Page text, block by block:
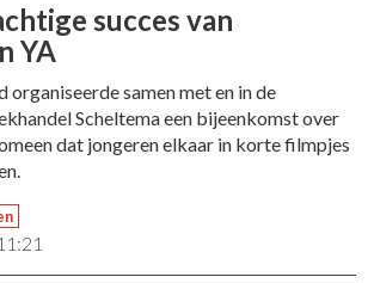
succes van
YA
samen met en in de
Scheltema een bijeenkomst over
dat jongeren elkaar in korte filmpjes